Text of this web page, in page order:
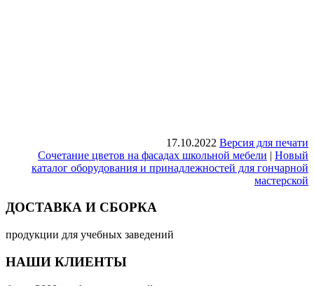
17.10.2022 Версия для печати
Сочетание цветов на фасадах школьной мебели | Новый
каталог оборудования и принадлежностей для гончарной
мастерской
ДОСТАВКА И СБОРКА
продукции для учебных заведений
НАШИ КЛИЕНТЫ